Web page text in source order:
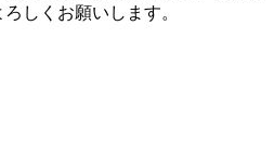
しくお願いします。